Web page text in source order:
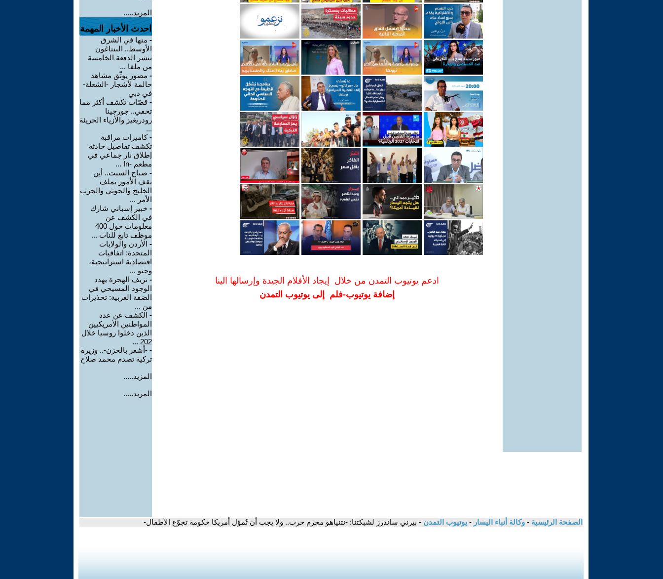
ادعم يوتيوب التمدن من خلال إيجاد الأفلام الجيدة وإرسالها الينا
إضافة يوتيوب-فلم إلى يوتيوب التمدن
المزيد.....
احدث الأخبار المهمة
- منها في الشرق
الأوسط.. البنتاغون
تنشر الدفعة الخامسة
من ملفا ...
- مصور يوثّق مشاهد
حالمة لأشجار -الشعلة-
في دبي
- قصّات تكشف أكثر مما
تخفي.. جورجينا
رودريغيز والأزياء الجريئة
...
-كاميرات مراقبة
تكشف تفاصيل حادثة
إطلاق نار جماعي في
مطعم -In ...
- صباح السبت.. أين
تقف الأمور بملف
الخليج والحوثي والحرب
الأمر ...
- خبير إسباني شارك
في الكشف عن
معلومات حول 400
موظف تابع للنات ...
- الأردن والولايات
المتحدة: اتفاقيات
اقتصادية استراتيجية،
وجنو ...
- نزيف الهجرة يهدد
الوجود المسيحي في
الضفة الغربية: تحذيرات
من ...
- الكشف عن عدد
المواطنين الأمريكيين
الذين دخلوا روسيا خلال
202 ...
- -أشعر بالحزن-.. وزيرة
تركية تصدم محمد صلاح
المزيد.....
المزيد.....
الصفحة الرئيسية - وكالة أنباء اليسار - يوتيوب التمدن - بيرني ساندرز لشبكتنا: -نتنياهو مجرم حرب.. ولا يجب أن تُموّل أمريكا حكومة تجوّع الأطفال-